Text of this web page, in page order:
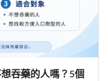
吞藥的人嗎？5個